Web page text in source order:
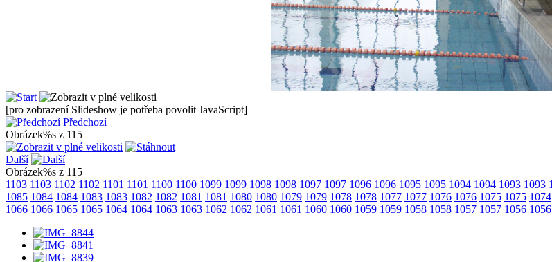
[pro zobrazení Slideshow je potřeba povolit JavaScript]
Předchozí
Obrázek%s z 115
Další
Obrázek%s z 115
1103 1103 1102 1102 1101 1101 1100 1100 1099 1099 1098 1098 1097 1097 1096 1096 1095 1095 1094 1094 1093 1093
1085 1084 1084 1083 1083 1082 1082 1081 1081 1080 1080 1079 1079 1078 1078 1077 1077 1076 1076 1075 1075 1074
1066 1066 1065 1065 1064 1064 1063 1063 1062 1062 1061 1061 1060 1060 1059 1059 1058 1058 1057 1057 1056 1056